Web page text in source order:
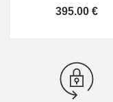
395.00 €